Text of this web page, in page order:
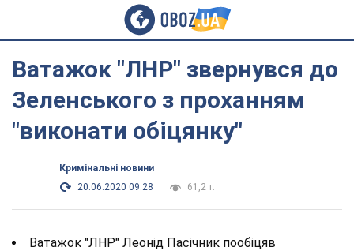
Ватажок "ЛНР" звернувся до
Зеленського з проханням
"виконати обіцянку"
Кримінальні новини
20.06.2020 09:28
61,2 т.
Ватажок "ЛНР" Леонід Пасічник пообіцяв